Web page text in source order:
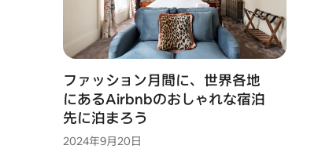
ファッション月間に、世界各地
にあるAirbnbのおしゃれな宿泊
先に泊まろう
2024年9月20日